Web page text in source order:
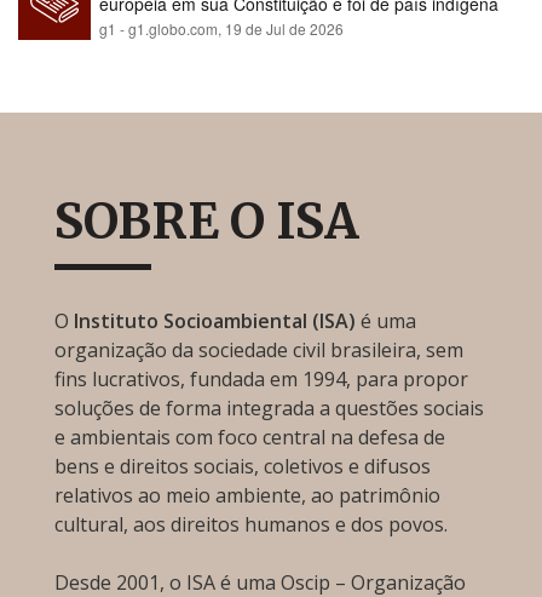
para maioria branca
g1 - g1.globo.com, 19 de Jul de 2026
SOBRE O ISA
O Instituto Socioambiental (ISA) é uma
organização da sociedade civil brasileira, sem
fins lucrativos, fundada em 1994, para propor
soluções de forma integrada a questões sociais
e ambientais com foco central na defesa de
bens e direitos sociais, coletivos e difusos
relativos ao meio ambiente, ao patrimônio
cultural, aos direitos humanos e dos povos.
Desde 2001, o ISA é uma Oscip – Organização